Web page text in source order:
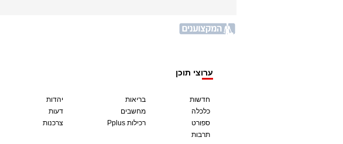
ערוצי תוכן
חדשות
כלכלה
ספורט
תרבות
בריאות
מחשבים
Pplus רכילות
יהדות
דעות
צרכנות